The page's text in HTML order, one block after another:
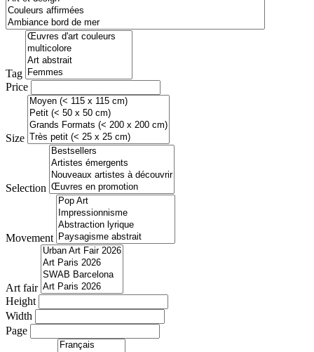
Tag
Price
Size
Selection
Movement
Art fair
Height
Width
Page